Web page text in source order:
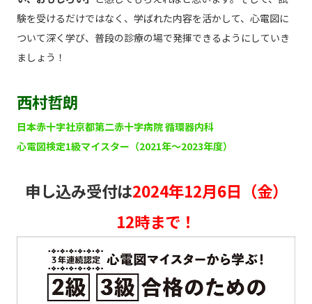
験を受けるだけではなく、学ばれた内容を活かして、心電図に
ついて深く学び、普段の診療の場で発揮できるようにしていき
ましょう！
西村哲朗
日本赤十字社京都第二赤十字病院 循環器内科
心電図検定1級マイスター（2021年～2023年度）
申し込み受付は2024年12月6日（金）
12時まで！